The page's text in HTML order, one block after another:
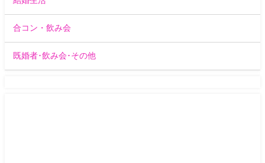
合コン・飲み会
既婚者･飲み会･その他